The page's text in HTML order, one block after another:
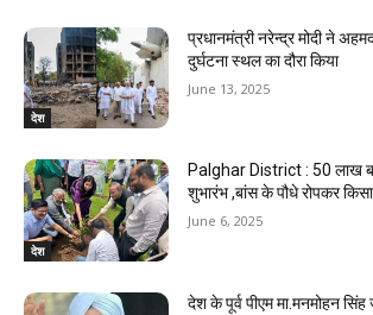
देश
प्रधानमंत्री नरेन्द्र मोदी ने
दुर्घटना स्थल का दौरा किया
June 13, 2025
देश
Palghar District : 50 लाख
शुभारंभ ,बांस के पौधे रोपकर
June 6, 2025
देश के पूर्व पीएम मा.मनमोहन सिंह